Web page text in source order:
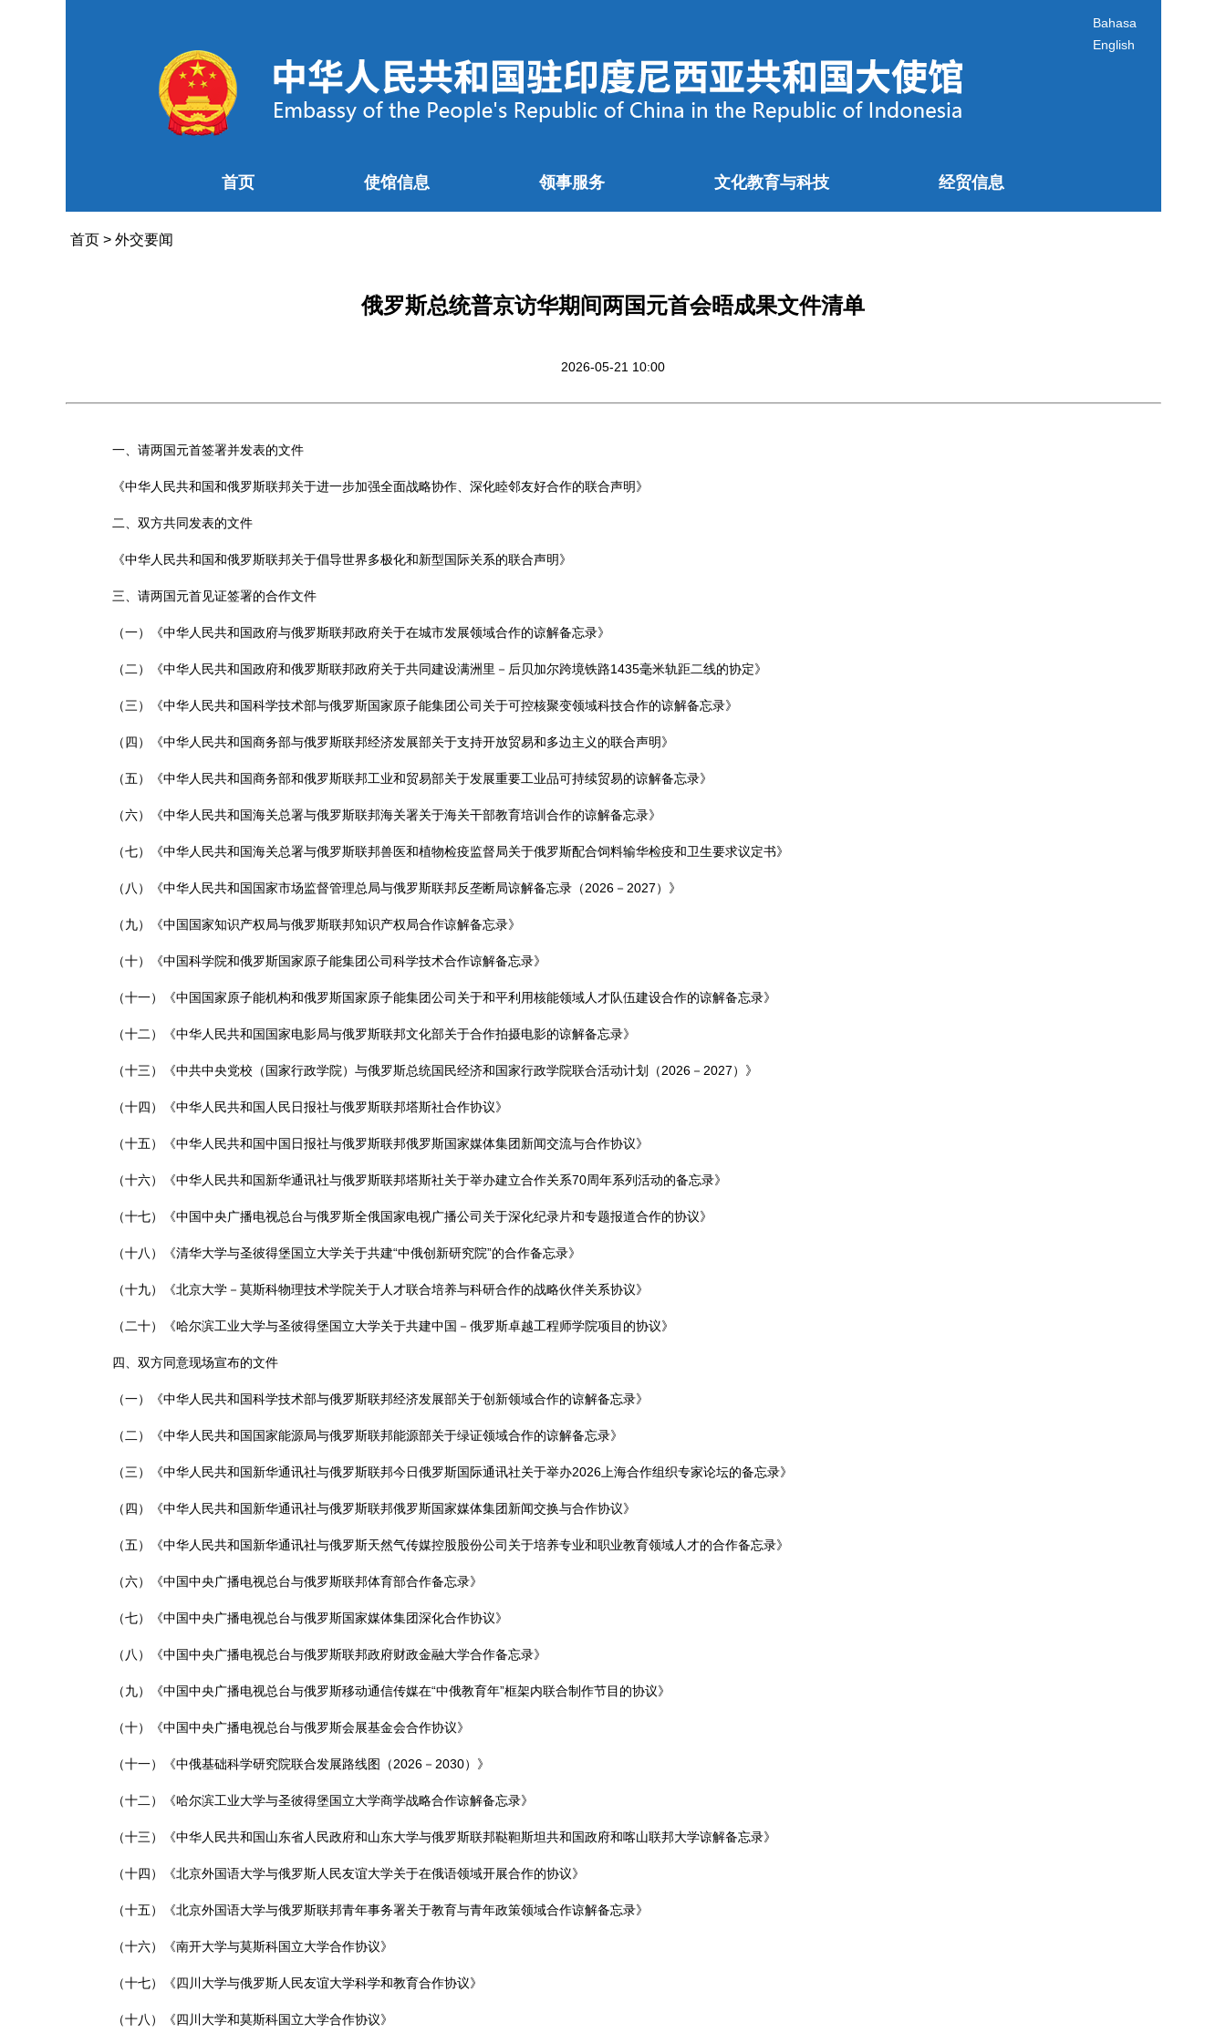
Bahasa
English
首页 使馆信息 领事服务 文化教育与科技 经贸信息
首页> 外交要闻
俄罗斯总统普京访华期间两国元首会晤成果文件清单
2026-05-21 10:00
一、请两国元首签署并发表的文件
《中华人民共和国和俄罗斯联邦关于进一步加强全面战略协作、深化睦邻友好合作的联合声明》
二、双方共同发表的文件
《中华人民共和国和俄罗斯联邦关于倡导世界多极化和新型国际关系的联合声明》
三、请两国元首见证签署的合作文件
（一）《中华人民共和国政府与俄罗斯联邦政府关于在城市发展领域合作的谅解备忘录》
（二）《中华人民共和国政府和俄罗斯联邦政府关于共同建设满洲里－后贝加尔跨境铁路1435毫米轨距二线的协定》
（三）《中华人民共和国科学技术部与俄罗斯国家原子能集团公司关于可控核聚变领域科技合作的谅解备忘录》
（四）《中华人民共和国商务部与俄罗斯联邦经济发展部关于支持开放贸易和多边主义的联合声明》
（五）《中华人民共和国商务部和俄罗斯联邦工业和贸易部关于发展重要工业品可持续贸易的谅解备忘录》
（六）《中华人民共和国海关总署与俄罗斯联邦海关署关于海关干部教育培训合作的谅解备忘录》
（七）《中华人民共和国海关总署与俄罗斯联邦兽医和植物检疫监督局关于俄罗斯配合饲料输华检疫和卫生要求议定书》
（八）《中华人民共和国国家市场监督管理总局与俄罗斯联邦反垄断局谅解备忘录（2026－2027）》
（九）《中国国家知识产权局与俄罗斯联邦知识产权局合作谅解备忘录》
（十）《中国科学院和俄罗斯国家原子能集团公司科学技术合作谅解备忘录》
（十一）《中国国家原子能机构和俄罗斯国家原子能集团公司关于和平利用核能领域人才队伍建设合作的谅解备忘录》
（十二）《中华人民共和国国家电影局与俄罗斯联邦文化部关于合作拍摄电影的谅解备忘录》
（十三）《中共中央党校（国家行政学院）与俄罗斯总统国民经济和国家行政学院联合活动计划（2026－2027）》
（十四）《中华人民共和国人民日报社与俄罗斯联邦塔斯社合作协议》
（十五）《中华人民共和国中国日报社与俄罗斯联邦俄罗斯国家媒体集团新闻交流与合作协议》
（十六）《中华人民共和国新华通讯社与俄罗斯联邦塔斯社关于举办建立合作关系70周年系列活动的备忘录》
（十七）《中国中央广播电视总台与俄罗斯全俄国家电视广播公司关于深化纪录片和专题报道合作的协议》
（十八）《清华大学与圣彼得堡国立大学关于共建“中俄创新研究院”的合作备忘录》
（十九）《北京大学－莫斯科物理技术学院关于人才联合培养与科研合作的战略伙伴关系协议》
（二十）《哈尔滨工业大学与圣彼得堡国立大学关于共建中国－俄罗斯卓越工程师学院项目的协议》
四、双方同意现场宣布的文件
（一）《中华人民共和国科学技术部与俄罗斯联邦经济发展部关于创新领域合作的谅解备忘录》
（二）《中华人民共和国国家能源局与俄罗斯联邦能源部关于绿证领域合作的谅解备忘录》
（三）《中华人民共和国新华通讯社与俄罗斯联邦今日俄罗斯国际通讯社关于举办2026上海合作组织专家论坛的备忘录》
（四）《中华人民共和国新华通讯社与俄罗斯联邦俄罗斯国家媒体集团新闻交换与合作协议》
（五）《中华人民共和国新华通讯社与俄罗斯天然气传媒控股股份公司关于培养专业和职业教育领域人才的合作备忘录》
（六）《中国中央广播电视总台与俄罗斯联邦体育部合作备忘录》
（七）《中国中央广播电视总台与俄罗斯国家媒体集团深化合作协议》
（八）《中国中央广播电视总台与俄罗斯联邦政府财政金融大学合作备忘录》
（九）《中国中央广播电视总台与俄罗斯移动通信传媒在“中俄教育年”框架内联合制作节目的协议》
（十）《中国中央广播电视总台与俄罗斯会展基金会合作协议》
（十一）《中俄基础科学研究院联合发展路线图（2026－2030）》
（十二）《哈尔滨工业大学与圣彼得堡国立大学商学战略合作谅解备忘录》
（十三）《中华人民共和国山东省人民政府和山东大学与俄罗斯联邦鞑靼斯坦共和国政府和喀山联邦大学谅解备忘录》
（十四）《北京外国语大学与俄罗斯人民友谊大学关于在俄语领域开展合作的协议》
（十五）《北京外国语大学与俄罗斯联邦青年事务署关于教育与青年政策领域合作谅解备忘录》
（十六）《南开大学与莫斯科国立大学合作协议》
（十七）《四川大学与俄罗斯人民友谊大学科学和教育合作协议》
（十八）《四川大学和莫斯科国立大学合作协议》